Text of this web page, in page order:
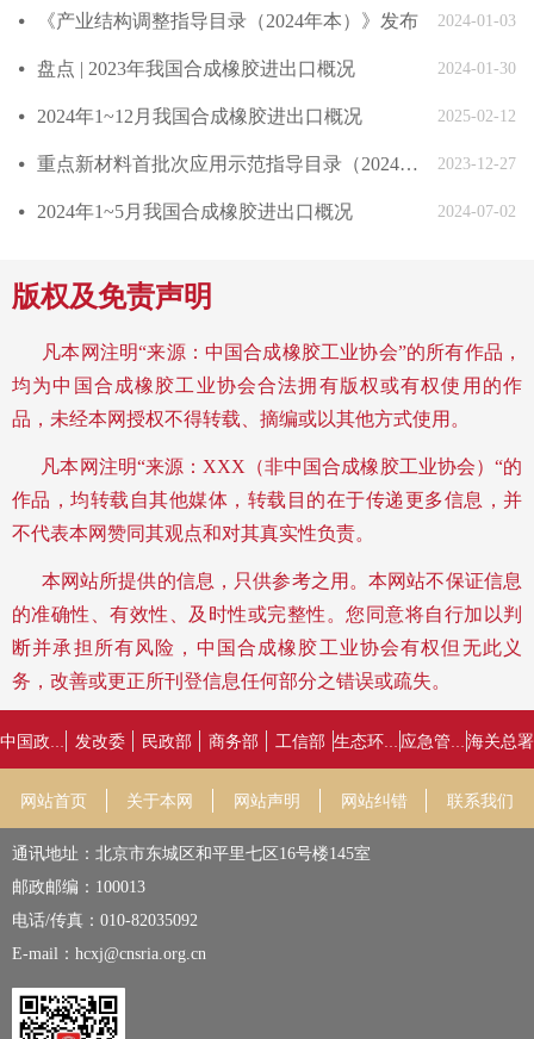
2024-01-03
넸 《产业结构调整指导目录（2024年本）》发布
2024-01-30
넸 盘点 | 2023年我国合成橡胶进出口概况
2025-02-12
넸 2024年1~12月我国合成橡胶进出口概况
2023-12-27
넸 重点新材料首批次应用示范指导目录（2024年版）发布
2024-07-02
넸 2024年1~5月我国合成橡胶进出口概况
版权及免责声明
凡本网注明“来源：中国合成橡胶工业协会”的所有作品，
均为中国合成橡胶工业协会合法拥有版权或有权使用的作
品，未经本网授权不得转载、摘编或以其他方式使用。
凡本网注明“来源：XXX（非中国合成橡胶工业协会）“的
作品，均转载自其他媒体，转载目的在于传递更多信息，并
不代表本网赞同其观点和对其真实性负责。
本网站所提供的信息，只供参考之用。本网站不保证信息
的准确性、有效性、及时性或完整性。您同意将自行加以判
断并承担所有风险，中国合成橡胶工业协会有权但无此义
务，改善或更正所刊登信息任何部分之错误或疏失。
通讯地址：北京市东城区和平里七区16号楼145室
邮政邮编：100013
电话/传真：010-82035092
E-mail：hcxj@cnsria.org.cn
中国政府网 发改委 民政部 商务部 工信部 生态环境部 应急管理部 海关总署
网站首页 关于本网 网站声明 网站纠错 联系我们